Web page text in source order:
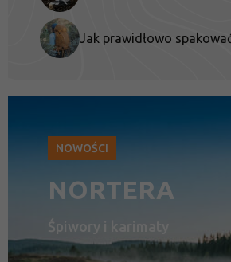
Jak prawidłowo
NOWOŚCI
NORTERA
Śpiwory i karimaty